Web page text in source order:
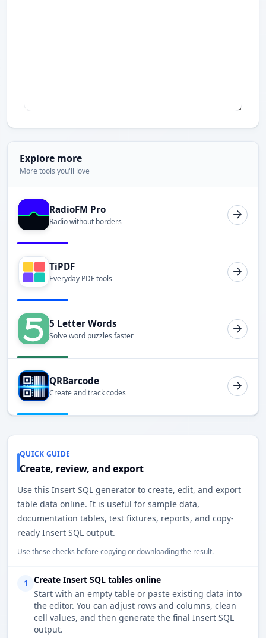
Explore more
More tools you'll love
RadioFM Pro
Radio without borders
TiPDF
Everyday PDF tools
5 Letter Words
Solve word puzzles faster
QRBarcode
Create and track codes
QUICK GUIDE
Create, review, and export
Use this Insert SQL generator to create, edit, and export
table data online. It is useful for sample data,
documentation tables, test fixtures, reports, and copy-
ready Insert SQL output.
Use these checks before copying or downloading the result.
1
Create Insert SQL tables online
Start with an empty table or paste existing data into
the editor. You can adjust rows and columns, clean
cell values, and then generate the final Insert SQL
output.